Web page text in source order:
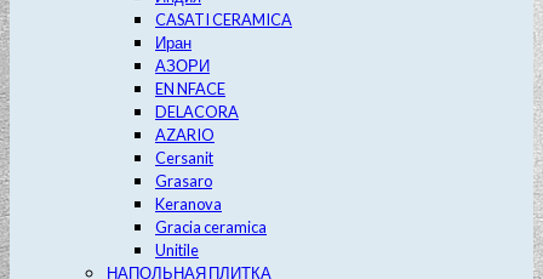
CASATI CERAMICA
Иран
АЗОРИ
EN NFACE
DELACORA
AZARIO
Cersanit
Grasaro
Keranova
Gracia ceramica
Unitile
НАПОЛЬНАЯ ПЛИТКА